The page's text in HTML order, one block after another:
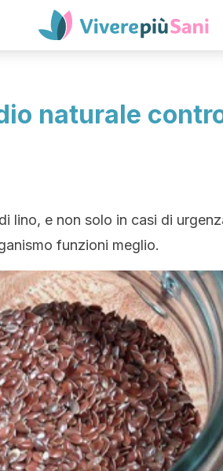
naturale
lino, e non solo in casi di
funzioni meglio.